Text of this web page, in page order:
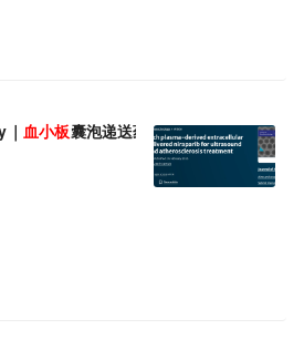
血小板囊泡递送药物实现精准诊疗